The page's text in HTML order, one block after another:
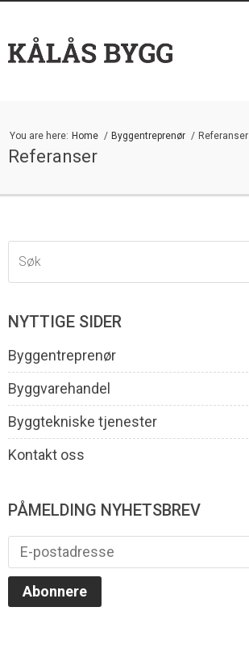
You are here: Home Byggentreprenør Referanser
Referanser
NYTTIGE SIDER
Byggentreprenør
Byggvarehandel
Byggtekniske tjenester
Kontakt oss
PÅMELDING NYHETSBREV